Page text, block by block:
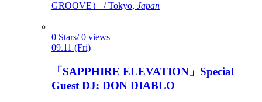
GROOVE） / Tokyo, Japan
0 Stars/ 0 views
09.11 (Fri)
「SAPPHIRE ELEVATION」Special
Guest DJ: DON DIABLO